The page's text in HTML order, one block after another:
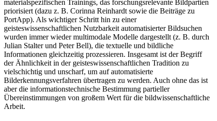
materialspezifischen Trainings, das forschungsrelevante Bildpartien
priorisiert (dazu z. B. Corinna Reinhardt sowie die Beiträge zu
PortApp). Als wichtiger Schritt hin zu einer
geisteswissenschaftlichen Nutzbarkeit automatisierter Bildsuchen
wurden immer wieder multimodale Modelle dargestellt (z. B. durch
Julian Stalter und Peter Bell), die textuelle und bildliche
Informationen gleichzeitig prozessieren. Insgesamt ist der Begriff
der Ähnlichkeit in der geisteswissenschaftlichen Tradition zu
vielschichtig und unscharf, um auf automatisierte
Bilderkennungsverfahren übertragen zu werden. Auch ohne das ist
aber die informationstechnische Bestimmung partieller
Übereinstimmungen von großem Wert für die bildwissenschaftliche
Arbeit.